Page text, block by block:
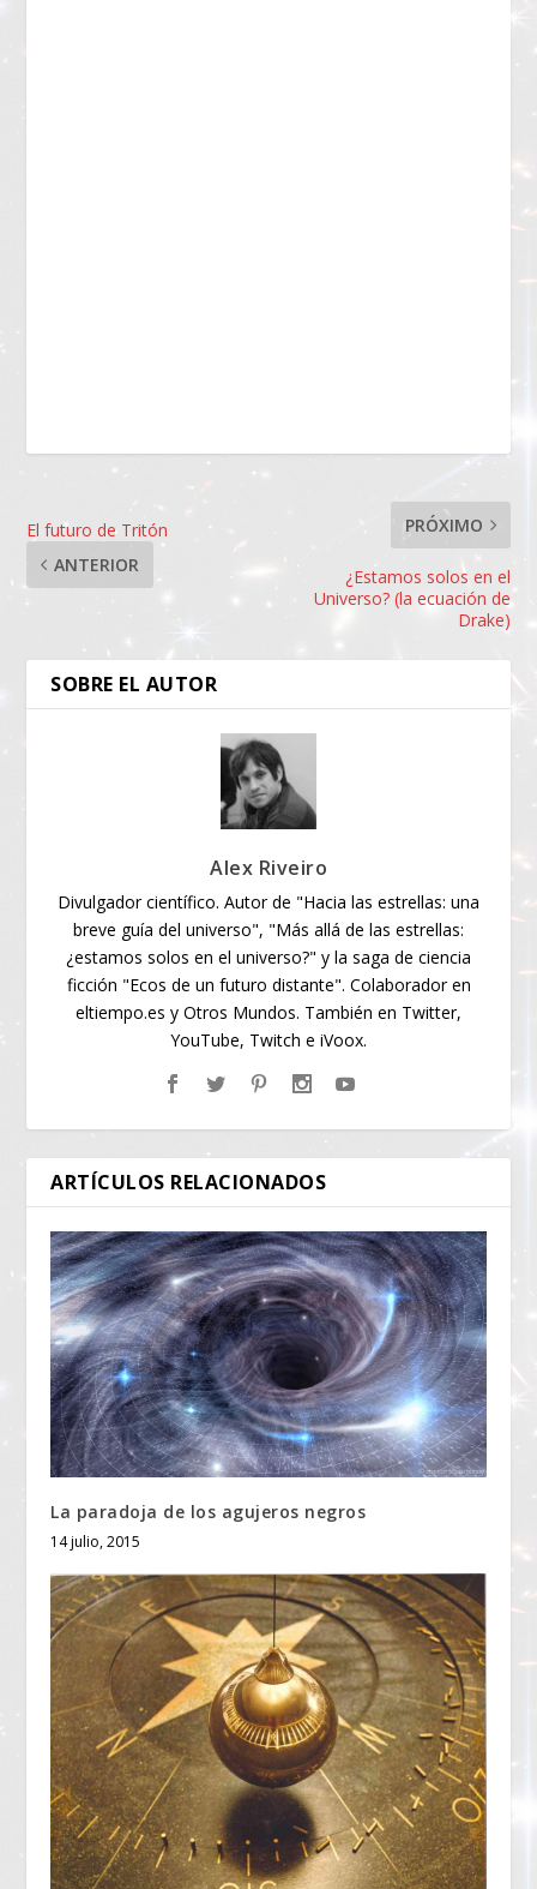
El futuro de Tritón
ANTERIOR
PRÓXIMO
¿Estamos solos en el
Universo? (la ecuación de
Drake)
SOBRE EL AUTOR
Alex Riveiro
Divulgador científico. Autor de "Hacia las estrellas: una
breve guía del universo", "Más allá de las estrellas:
¿estamos solos en el universo?" y la saga de ciencia
ficción "Ecos de un futuro distante". Colaborador en
eltiempo.es y Otros Mundos. También en Twitter,
YouTube, Twitch e iVoox.
ARTÍCULOS RELACIONADOS
La paradoja de los agujeros negros
14 julio, 2015